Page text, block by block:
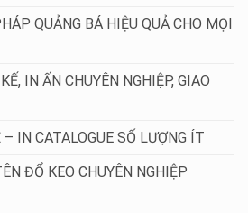
QUẢNG BÁ HIỆU QUẢ CHO MỌI
IN ẤN CHUYÊN NGHIỆP, GIAO
– IN CATALOGUE SỐ LƯỢNG ÍT
ĐỔ KEO CHUYÊN NGHIỆP